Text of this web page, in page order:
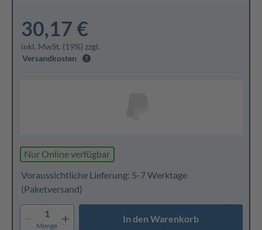
30,17 €
inkl. MwSt. (19%) zzgl.
Versandkosten
Nur Online verfügbar
Voraussichtliche Lieferung: 5-7 Werktage
(Paketversand)
1
Menge
In den Warenkorb